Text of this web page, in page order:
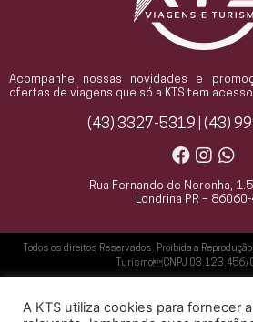
Acompanhe nossas novidades e
ofertas de viagens que só a KTS tem
(43) 3327-5319 | (43)
Rua Fernando de Noronha,
Londrina PR –
Todos os direitos Reservados. Proibida a
TurismoCNPJ 03.123.456/
A KTS utiliza cookies para fornecer